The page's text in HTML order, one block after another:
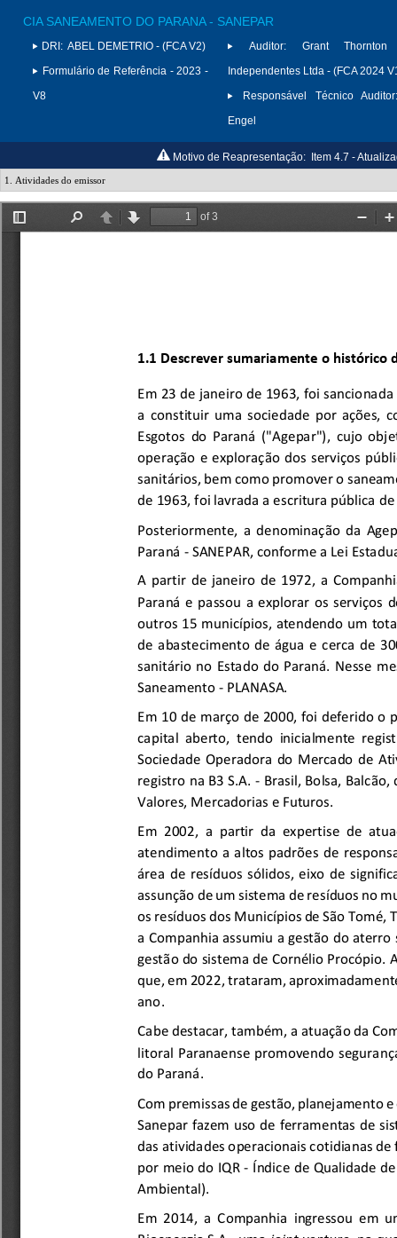
CIA SANEAMENTO DO PARANA - SANEPAR
DRI: ABEL DEMETRIO - (FCA V2)
Formulário de Referência - 2023 -
V8
Auditor:
Grant Thornton
Independentes Ltda - (FCA 2024
Responsável Técnico
Engel
Motivo de Reapresentação: Item 4.7 -